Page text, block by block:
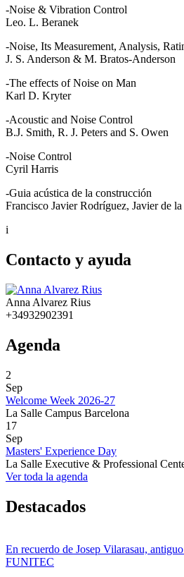
-Noise & Vibration Control
Leo. L. Beranek
-Noise, Its Measurement, Analysis,
J. S. Anderson & M. Bratos-Anderson
-The effects of Noise on Man
Karl D. Kryter
-Acoustic and Noise Control
B.J. Smith, R. J. Peters and S. Owen
-Noise Control
Cyril Harris
-Guia acústica de la construcción
Francisco Javier Rodríguez, Javier de
i
Contacto y ayuda
Anna Alvarez Rius
+34932902391
Agenda
2
Sep
Welcome Week 2026-27
La Salle Campus Barcelona
17
Sep
Masters' Experience Day
La Salle Executive & Professional
Ver toda la agenda
Destacados
En recuerdo de Josep Vilarasau,
FUNITEC